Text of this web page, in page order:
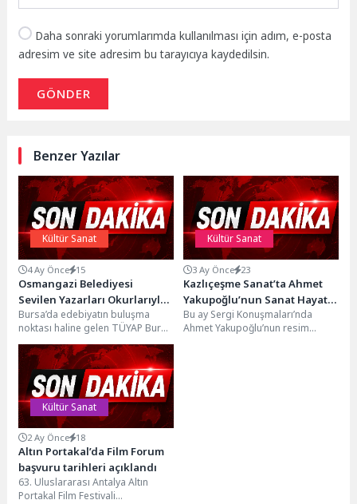
Daha sonraki yorumlarımda kullanılması için adım, e-posta
adresim ve site adresim bu tarayıcıya kaydedilsin.
GÖNDER
Benzer Yazılar
Kültür Sanat
4 Ay Önce 15
Osmangazi Belediyesi
Sevilen Yazarları Okurlarıyla
Buluşturuyor
Bursa’da edebiyatın buluşma
noktası haline gelen TÜYAP Bursa
Kitap Fuarı, bu yıl 23’üncü kez
kapılarını...
Kültür Sanat
3 Ay Önce 23
Kazlıçeşme Sanat’ta Ahmet
Yakupoğlu’nun Sanat Hayatı
Konuşuldu!
Bu ay Sergi Konuşmaları’nda
Ahmet Yakupoğlu’nun resim
Kültür Sanat
2 Ay Önce 18
Altın Portakal’da Film Forum
başvuru tarihleri açıklandı
63. Uluslararası Antalya Altın
Portakal Film Festivali